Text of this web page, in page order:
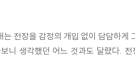
전장을 감정의 개입 없이 담담하
니 생각했던 어느 것과도 달랐다.